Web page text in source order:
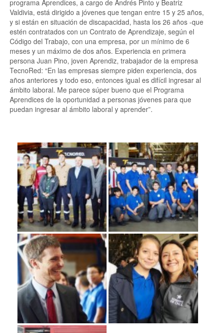
programa Aprendices, a cargo de Andrés Pinto y Beatriz
Valdivia, está dirigido a jóvenes que tengan entre 15 y 25 años,
y si están en situación de discapacidad, hasta los 26 años -que
estén contratados con un Contrato de Aprendizaje, según el
Código del Trabajo, con una empresa, por un mínimo de 6
meses y un máximo de dos años. Experiencia en primera
persona Juan Pino, joven Aprendiz, trabajador de la empresa
TecnoRed: “En las empresas siempre piden experiencia, dos
años anteriores y todo eso, entonces igual es difícil ingresar al
ámbito laboral. Me parece súper bueno que el Programa
Aprendices de la oportunidad a personas jóvenes para que
puedan ingresar al ámbito laboral y aprender”.